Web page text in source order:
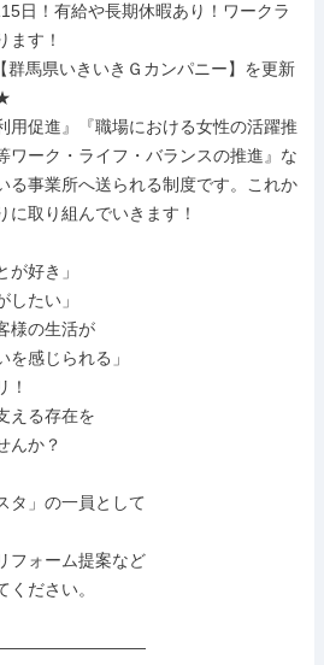
日！有給や長期休暇あり！ワークラ
ます！
群馬県いきいきＧカンパニー】を更新
用促進』『職場における女性の活躍推
ワーク・ライフ・バランスの推進』な
る事業所へ送られる制度です。これか
に取り組んでいきます！
が好き」
したい」
様の生活が
感じられる」
！
える存在を
んか？
タ」の一員として
フォーム提案など
ださい。